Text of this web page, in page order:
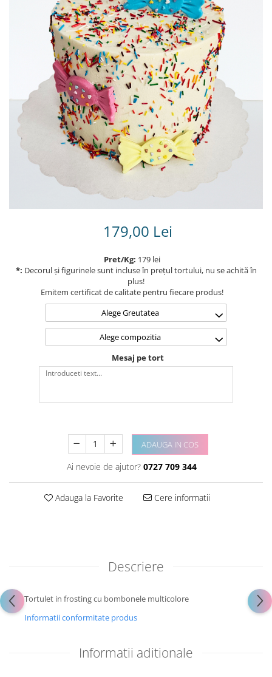
Torturi in frosting- crema pentru
Torturi cu flori
Tortulețe 1.7 kg - 2 kg
179,00 Lei
Pret/Kg: 179 lei
*: Decorul și figurinele sunt incluse în prețul tortului, nu se achită în
plus!
Emitem certificat de calitate pentru fiecare produs!
Alege Greutatea
Alege compozitia
Mesaj pe tort
ADAUGA IN COS
Ai nevoie de ajutor? 0727 709 344
Adauga la Favorite Cere informatii
Descriere
Tortulet in frosting cu bombonele multicolore
Informatii conformitate produs
Informatii aditionale